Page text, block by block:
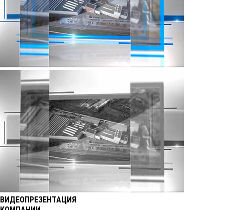
ВИДЕОПРЕЗЕНТАЦИЯ